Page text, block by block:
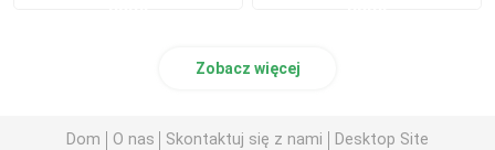
Zobacz więcej
Dom O nas Skontaktuj się z nami Desktop Site